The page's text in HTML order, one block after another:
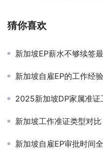
猜你喜欢
新加坡EP薪水不够续签
新加坡自雇EP的工作经
2025新加坡DP家属准证
新加坡工作准证类型对比
新加坡自雇EP审批时间